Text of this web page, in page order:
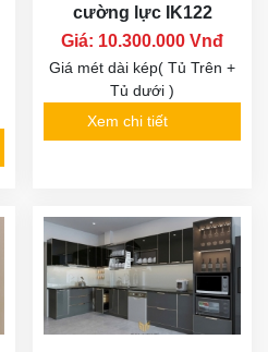
cường lực IK122
Giá: 10.300.000 Vnđ
Giá mét dài kép( Tủ Trên +
Tủ dưới )
Xem chi tiết